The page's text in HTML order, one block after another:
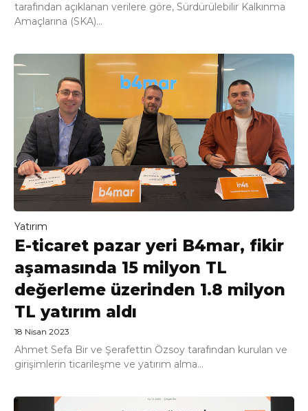
tarafından açıklanan verilere göre, Sürdürülebilir Kalkınma
Amaçlarına (SKA)...
Yatırım
E-ticaret pazar yeri B4mar, fikir
aşamasında 15 milyon TL
değerleme üzerinden 1.8 milyon
TL yatırım aldı
18 Nisan 2023
Ahmet Sefa Bir ve Şerafettin Özsoy tarafından kurulan ve
girişimlerin ticarileşme ve yatırım alma...